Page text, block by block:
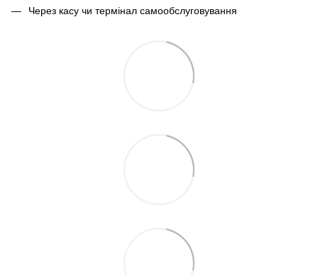
Через касу чи термінал самообслуговування